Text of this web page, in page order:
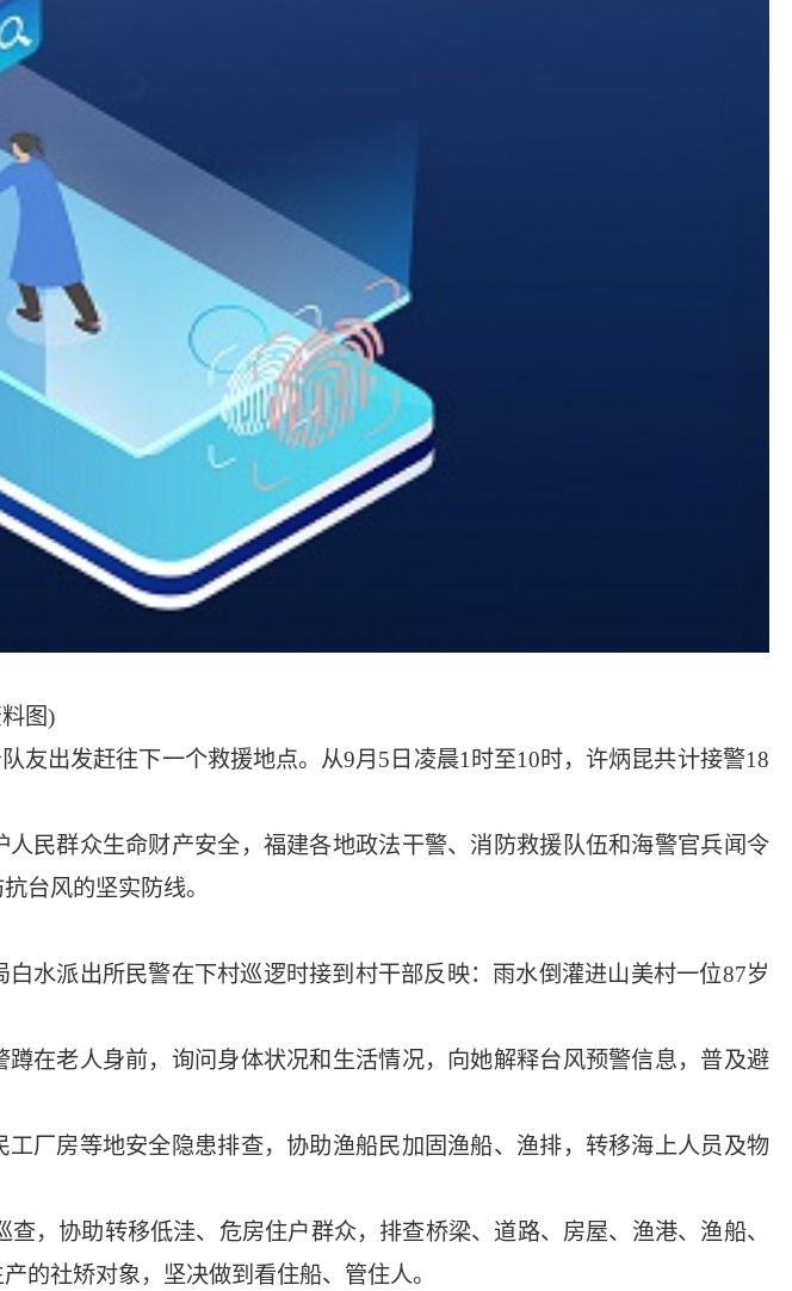
图)
友出发赶往下一个救援地点。从9月5日凌晨1时至10时，许炳昆共计接警18
民群众生命财产安全，福建各地政法干警、消防救援队伍和海警官兵闻令
台风的坚实防线。
水派出所民警在下村巡逻时接到村干部反映：雨水倒灌进山美村一位87岁
在老人身前，询问身体状况和生活情况，向她解释台风预警信息，普及避
厂房等地安全隐患排查，协助渔船民加固渔船、渔排，转移海上人员及物
，协助转移低洼、危房住户群众，排查桥梁、道路、房屋、渔港、渔船、
的社矫对象，坚决做到看住船、管住人。